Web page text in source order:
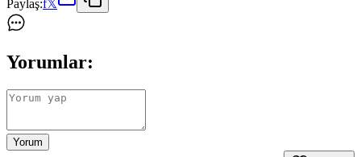
Paylaş:f𝕏
Yorumlar:
Yorum